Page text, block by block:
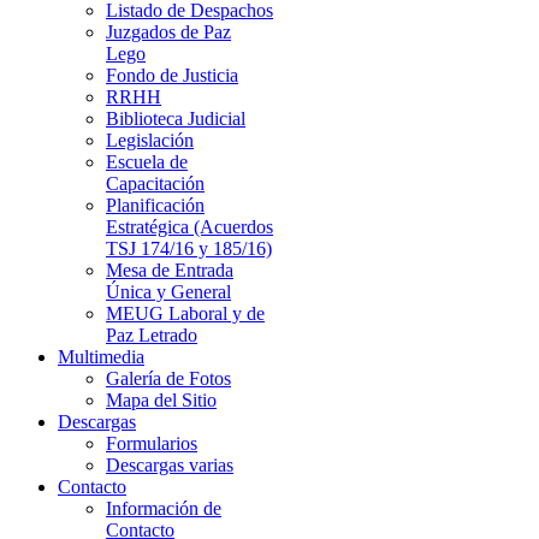
Listado de Despachos
Juzgados de Paz
Lego
Fondo de Justicia
RRHH
Biblioteca Judicial
Legislación
Escuela de
Capacitación
Planificación
Estratégica (Acuerdos
TSJ 174/16 y 185/16)
Mesa de Entrada
Única y General
MEUG Laboral y de
Paz Letrado
Multimedia
Galería de Fotos
Mapa del Sitio
Descargas
Formularios
Descargas varias
Contacto
Información de
Contacto